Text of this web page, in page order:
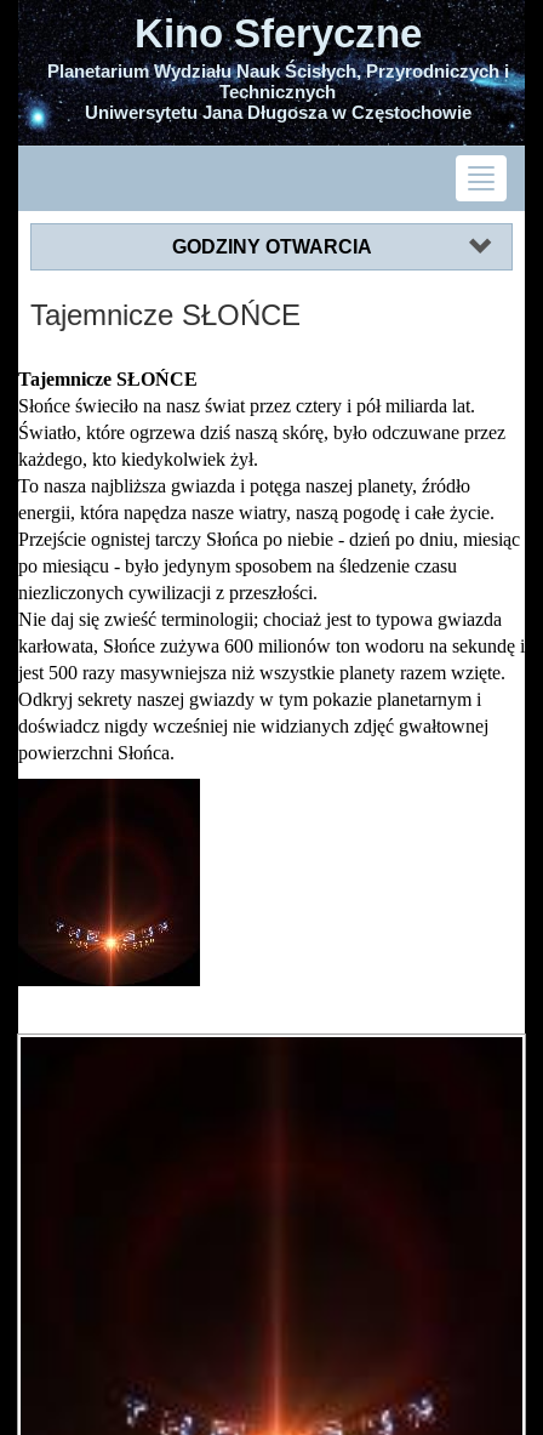
Kino Sferyczne
Planetarium Wydziału Nauk Ścisłych, Przyrodniczych i
Technicznych
Uniwersytetu Jana Długosza w Częstochowie
GODZINY OTWARCIA
Tajemnicze SŁOŃCE
Tajemnicze SŁOŃCE
Słońce świeciło na nasz świat przez cztery i pół miliarda lat.
Światło, które ogrzewa dziś naszą skórę, było odczuwane przez
każdego, kto kiedykolwiek żył.
To nasza najbliższa gwiazda i potęga naszej planety, źródło
energii, która napędza nasze wiatry, naszą pogodę i całe życie.
Przejście ognistej tarczy Słońca po niebie - dzień po dniu, miesiąc
po miesiącu - było jedynym sposobem na śledzenie czasu
niezliczonych cywilizacji z przeszłości.
Nie daj się zwieść terminologii; chociaż jest to typowa gwiazda
karłowata, Słońce zużywa 600 milionów ton wodoru na sekundę i
jest 500 razy masywniejsza niż wszystkie planety razem wzięte.
Odkryj sekrety naszej gwiazdy w tym pokazie planetarnym i
doświadcz nigdy wcześniej nie widzianych zdjęć gwałtownej
powierzchni Słońca.